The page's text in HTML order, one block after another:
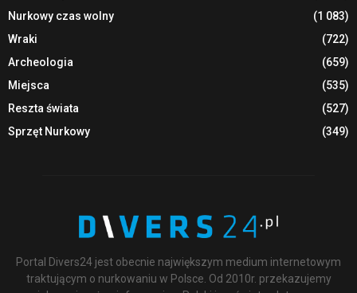
Nurkowy czas wolny
(1 083)
Wraki
(722)
Archeologia
(659)
Miejsca
(535)
Reszta świata
(527)
Sprzęt Nurkowy
(349)
Portal Divers24 jest obecnie największym medium internetowym
traktującym o nurkowaniu w Polsce. Od 2010r. przekazujemy